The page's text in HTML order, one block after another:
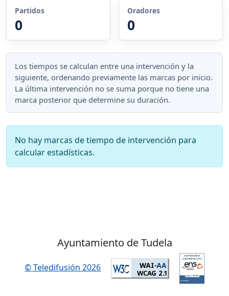
Partidos
0
Oradores
0
Los tiempos se calculan entre una intervención y la
siguiente, ordenando previamente las marcas por inicio.
La última intervención no se suma porque no tiene una
marca posterior que determine su duración.
No hay marcas de tiempo de intervención para
calcular estadísticas.
Ayuntamiento de Tudela
© Teledifusión 2026